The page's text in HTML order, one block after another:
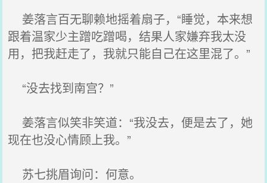
姜落言百无聊赖地摇着扇子，“睡觉，本来想
跟着温家少主蹭吃蹭喝，结果人家嫌弃我太没
用，把我赶走了，我就只能自己在这里混了。”
“没去找到南宫？”
姜落言似笑非笑道：“我没去，便是去了，她
现在也没心情顾上我。”
苏七挑眉询问：何意。